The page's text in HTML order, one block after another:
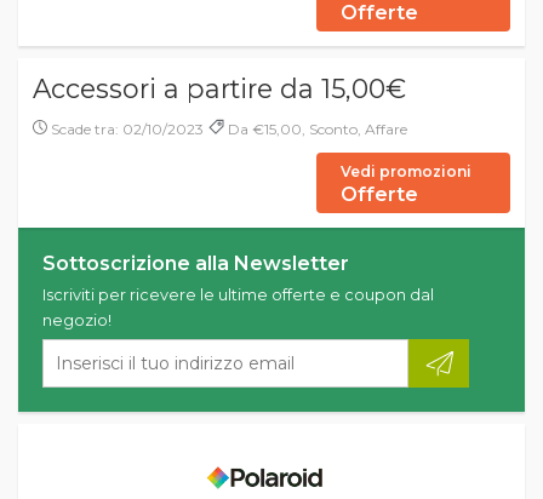
Offerte
Accessori a partire da 15,00€
Scade tra: 02/10/2023 Da €15,00, Sconto, Affare
Vedi promozioni
Offerte
Sottoscrizione alla Newsletter
Iscriviti per ricevere le ultime offerte e coupon dal
negozio!